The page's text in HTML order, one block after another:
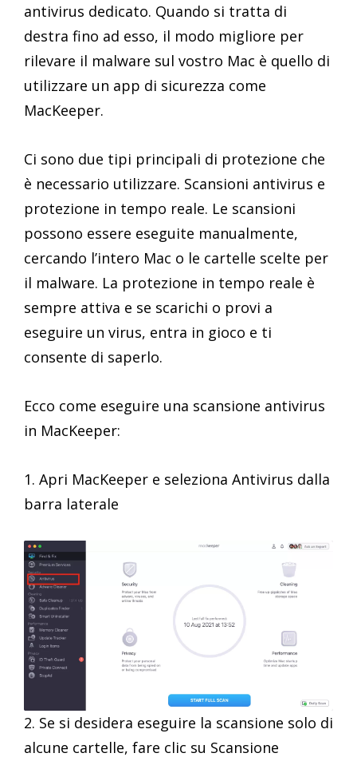
antivirus dedicato. Quando si tratta di
destra fino ad esso, il modo migliore per
rilevare il malware sul vostro Mac è quello di
utilizzare un app di sicurezza come
MacKeeper.
Ci sono due tipi principali di protezione che
è necessario utilizzare. Scansioni antivirus e
protezione in tempo reale. Le scansioni
possono essere eseguite manualmente,
cercando l’intero Mac o le cartelle scelte per
il malware. La protezione in tempo reale è
sempre attiva e se scarichi o provi a
eseguire un virus, entra in gioco e ti
consente di saperlo.
Ecco come eseguire una scansione antivirus
in MacKeeper:
1. Apri MacKeeper e seleziona Antivirus dalla
barra laterale
2. Se si desidera eseguire la scansione solo di
alcune cartelle, fare clic su Scansione